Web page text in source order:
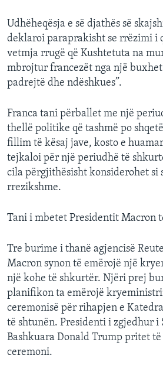
Udhëheqësja e së djathës së
deklaroi paraprakisht se rrëzimi i
vetmja rrugë që Kushtetuta na
mbrojtur francezët nga një
padrejtë dhe ndëshkues”.
Franca tani përballet me një
thellë politike që tashmë po
fillim të kësaj jave, kosto e
tejkaloi për një periudhë të
cila përgjithësisht konsiderohet si
rrezikshme.
Tani i mbetet Presidentit Macron
Tre burime i thanë agjencisë
Macron synon të emërojë një
një kohe të shkurtër. Njëri prej
planifikon ta emërojë
ceremonisë për rihapjen e
të shtunën. Presidenti i zgjedhur i
Bashkuara Donald Trump pritet
ceremoni.